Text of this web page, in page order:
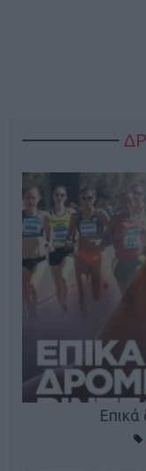
Επικά